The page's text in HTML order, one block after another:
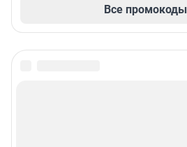
Все промокоды